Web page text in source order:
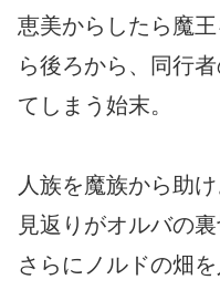
恵美からしたら魔
ら後ろから、同行
てしまう始末。
人族を魔族から助
見返りがオルバの裏
さらにノルドの畑